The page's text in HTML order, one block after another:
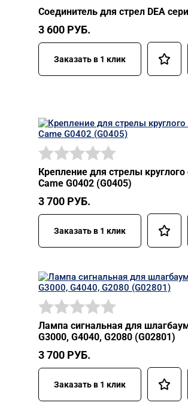
Соединитель для стрел DEA
3 600 РУБ.
Заказать в 1 клик
Крепление для стрелы круглого
Came G0402 (G0405)
3 700 РУБ.
Заказать в 1 клик
Лампа сигнальная для
G3000, G4040, G2080 (G02801)
3 700 РУБ.
Заказать в 1 клик